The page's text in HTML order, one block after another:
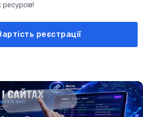
ресурсів!
реєстрації